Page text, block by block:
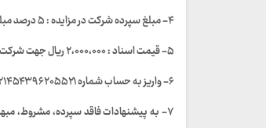
۴- مبلغ سپرده شرکت در مزایده : ۵ درصد مبلغ پیشنهادی به صورت ضمانتنامه بانکی و یا واریز به حساب شرکت فولاد اکسین خوزستان
۵- قیمت اسناد : ۲،۰۰۰،۰۰۰ ریال جهت شرکت در مزایده واریز گردد.
۶- واریز به حساب شماره ۲۱۴۵۴۳۹۶۲۰۵۵۲۱ بانک سپه به نام شرکت فولاد اکسین خوزستان
۷- به پیشنهادات فاقد سپرده، مشروط،